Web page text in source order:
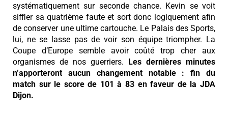
systématiquement sur seconde chance. Kevin se voit
siffler sa quatrième faute et sort donc logiquement afin
de conserver une ultime cartouche. Le Palais des Sports,
lui, ne se lasse pas de voir son équipe triompher. La
Coupe d’Europe semble avoir coûté trop cher aux
organismes de nos guerriers. Les dernières minutes
n’apporteront aucun changement notable : fin du
match sur le score de 101 à 83 en faveur de la JDA
Dijon.